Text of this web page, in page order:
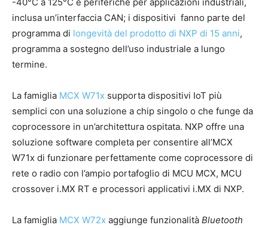
-40°C a 125°C e periferiche per applicazioni industriali,
inclusa un’interfaccia CAN; i dispositivi fanno parte del
programma di longevità del prodotto di NXP di 15 anni,
programma a sostegno dell’uso industriale a lungo
termine.
La famiglia MCX W71x supporta dispositivi IoT più
semplici con una soluzione a chip singolo o che funge da
coprocessore in un’architettura ospitata. NXP offre una
soluzione software completa per consentire all’MCX
W71x di funzionare perfettamente come coprocessore di
rete o radio con l’ampio portafoglio di MCU MCX, MCU
crossover i.MX RT e processori applicativi i.MX di NXP.
La famiglia MCX W72x aggiunge funzionalità Bluetooth